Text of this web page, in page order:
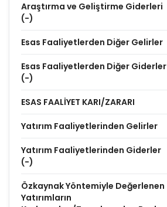
Araştırma ve Geliştirme Giderleri
(-)
Esas Faaliyetlerden Diğer Gelirler
Esas Faaliyetlerden Diğer Giderler
(-)
ESAS FAALİYET KARI/ZARARI
Yatırım Faaliyetlerinden Gelirler
Yatırım Faaliyetlerinden Giderler
(-)
Özkaynak Yöntemiyle Değerlenen
Yatırımların